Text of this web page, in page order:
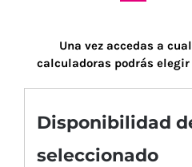
Una vez accedas a
calculadoras podrás
Disponibilidad
seleccionado